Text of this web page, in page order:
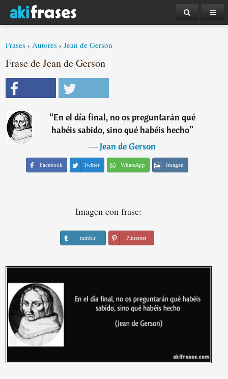
Frases ›Autores ›Jean de Gerson
Frase de Jean de Gerson
“En el día final, no os preguntarán qué
habéis sabido, sino qué habéis hecho”
―Jean de Gerson
Facebook Twitter WhatsApp Imagen
Imagen con frase:
tumblr Pinterest